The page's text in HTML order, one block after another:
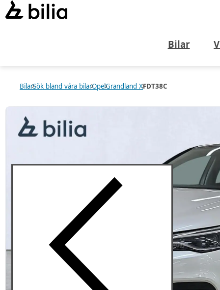
Bilar
BilarSök bland våra bilarOpelGrandland XFDT38C